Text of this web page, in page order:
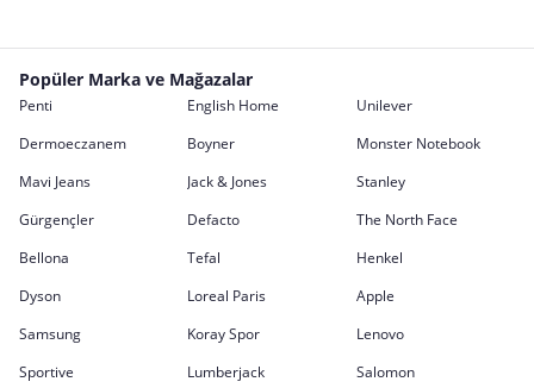
Popüler Marka ve Mağazalar
Penti English Home
Unilever
Dermoeczanem
Boyner
Monster Notebook
Mavi Jeans
Jack & Jones
Stanley
Gürgençler
Defacto
The North Face
Bellona
Tefal
Henkel
Dyson
Loreal Paris
Apple
Samsung
Koray Spor
Lenovo
Sportive
Lumberjack Salomon